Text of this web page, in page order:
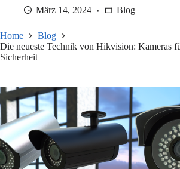
März 14, 2024 Blog
Home
Blog
Die neueste Technik von Hikvision: Kameras
Sicherheit